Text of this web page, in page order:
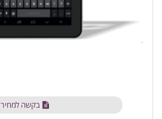
בקשה למחיר